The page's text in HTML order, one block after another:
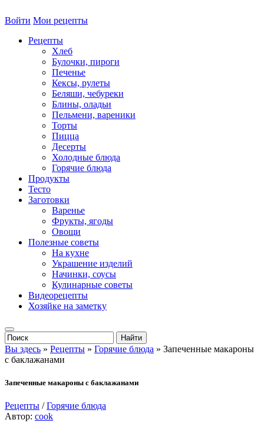
Войти Мои рецепты
Рецепты
Хлеб
Булочки, пироги
Печенье
Кексы, рулеты
Беляши, чебуреки
Блины, оладьи
Пельмени, вареники
Торты
Пицца
Десерты
Холодные блюда
Горячие блюда
Продукты
Тесто
Заготовки
Варенье
Фрукты, ягоды
Овощи
Полезные советы
На кухне
Украшение изделий
Начинки, соусы
Кулинарные советы
Видеорецепты
Хозяйке на заметку
Вы здесь » Рецепты » Горячие блюда » Запеченные макароны
с баклажанами
Запеченные макароны с баклажанами
Рецепты /Горячие блюда
Автор: cook